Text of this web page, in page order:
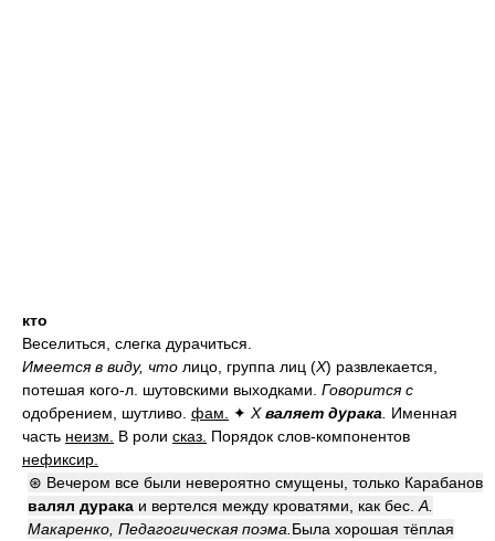
кто
Веселиться, слегка дурачиться.
Имеется в виду, что лицо, группа лиц (Х) развлекается,
потешая кого-л. шутовскими выходками. Говорится с
одобрением, шутливо. фам. ✦ Х валяет дурака
Именная
часть неизм. В роли сказ. Порядок слов-компонентов
нефиксир.
⊛ Вечером все были невероятно смущены, только Карабанов
валял дурака и вертелся между кроватями, как бес. А.
Макаренко, Педагогическая поэма. Была хорошая тёплая